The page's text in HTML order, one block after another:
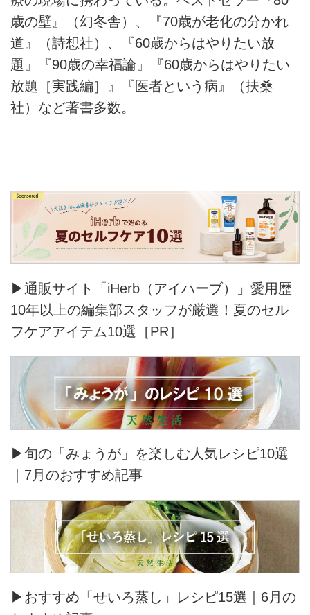
歳の壁』（幻冬舎）、『70歳が老化の分かれ
道』（詩想社）、『60歳からはやりたい放
題』『90歳の幸福論』『60歳からはやりたい
放題［実践編］』『医者という病』（扶桑
社）など著書多数。
▶通販サイト「iHerb（アイハーブ）」愛用歴
10年以上の編集部スタッフが厳選！夏のセル
フケアアイテム10選［PR］
▶旬の「みょうが」を楽しむ人気レシピ10選
｜7月のおすすめ記事
▶おすすめ「せいろ蒸し」レシピ15選｜6月の